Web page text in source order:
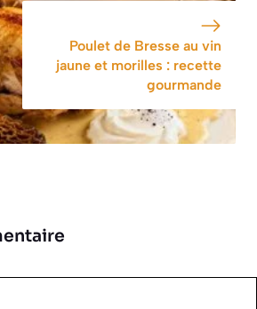
Poulet de Bresse au vin
jaune et morilles : recette
gourmande